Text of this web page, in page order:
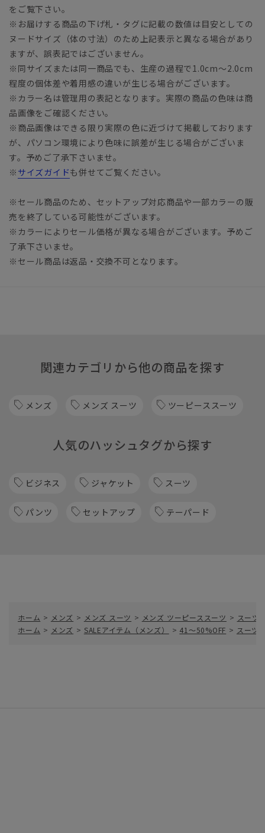
をご覧下さい。
※お届けする商品の下げ札・タグに記載の数値は目安としての
ヌードサイズ（体の寸法）のため上記表示と異なる場合があり
ますが、誤表記ではございません。
※同サイズまたは同一商品でも、生産の過程で1.0cm～2.0cm
程度の個体差や着用感の違いが生じる場合がございます。
※カラー名は管理用の表記となります。実際の商品の色味は商
品画像をご確認ください。
※商品画像はできる限り実際の色に近づけて掲載しております
が、パソコン環境により色味に誤差が生じる場合がございま
す。予めご了承下さいませ。
※ サイズガイドも併せてご覧ください。
※セール商品のため、セットアップ対応商品や一部カラーの販
売を終了している可能性がございます。
※カラーによりセール価格が異なる場合がございます。予めご
了承下さいませ。
※セール商品は返品・交換不可となります。
関連カテゴリから他の商品を探す
メンズ メンズ スーツ ツーピーススーツ
人気のハッシュタグから探す
ビジネス ジャケット スーツ
パンツ セットアップ テーパード
ホーム > メンズ > メンズ スーツ > メンズ ツーピーススーツ > スーツ
ホーム > メンズ > SALEアイテム（メンズ） > 41～50%OFF > スーツ